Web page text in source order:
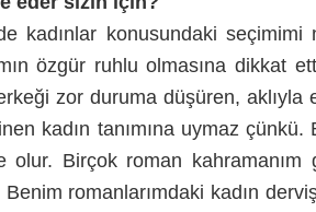
kadınlar konusundaki seçimimi
özgür ruhlu olmasına dikkat
zor duruma düşüren,
kadın tanımına uymaz
olur. Birçok roman
romanlarımdaki kadın